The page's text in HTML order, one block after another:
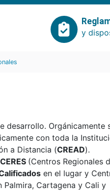
y
desarrollo. Orgánicamente
con toda la
a Distancia (CREAD).
CERES (Centros Regionales
en el lugar y
Cartagena y Cali y